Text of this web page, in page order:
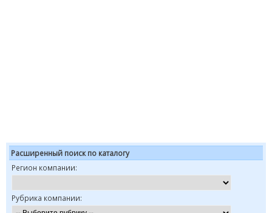
Расширенный поиск по каталогу
Регион компании:
Рубрика компании: